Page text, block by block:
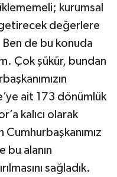
kurumsal
değerlere
Ben de bu konuda
Çok şükür, bundan
ait 173 dönümlük
kalıcı olarak
bu alanın
sağladık.